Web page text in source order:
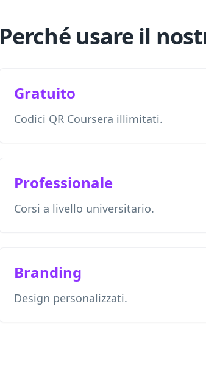
Perché usare il
Gratuito
Codici QR Coursera illimitati.
Professionale
Corsi a livello universitario.
Branding
Design personalizzati.